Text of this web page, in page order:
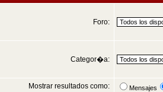
Foro:
Categor�a:
Mostrar resultados como: Mensajes